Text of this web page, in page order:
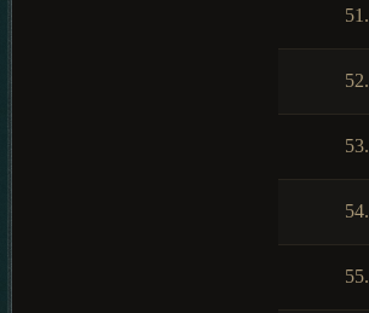
51.
52.
53.
54.
55.